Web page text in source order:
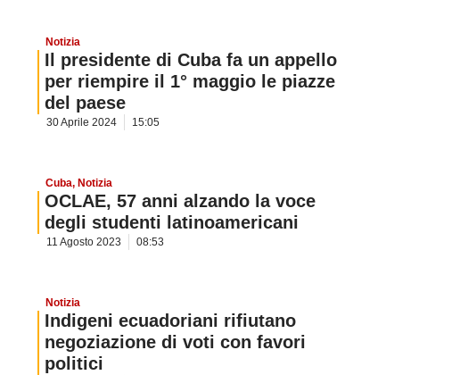
Notizia
Il presidente di Cuba fa un appello
per riempire il 1° maggio le piazze
del paese
30 Aprile 2024 15:05
Cuba, Notizia
OCLAE, 57 anni alzando la voce
degli studenti latinoamericani
11 Agosto 2023 08:53
Notizia
Indigeni ecuadoriani rifiutano
negoziazione di voti con favori
politici